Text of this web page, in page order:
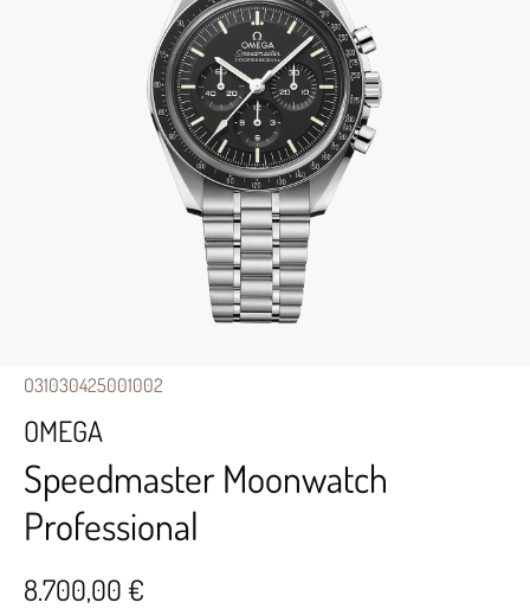
O31030425001002
OMEGA
Speedmaster Moonwatch
Professional
8.700,00 €